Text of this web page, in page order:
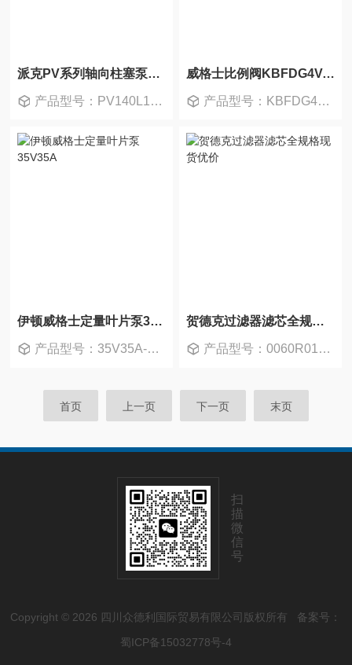
派克PV系列轴向柱塞泵质保售后优价供应
产品型号：PV140L1K1T1NFWS
威格士比例阀KBFDG4V-3系原厂优价
产品型号：KBFDG4V-3-2C20N-Z-M1-PH7
伊顿威格士定量叶片泵35V35A
产品型号：35V35A-1B22R
贺德克过滤器滤芯全规格现货优价
产品型号：0060R010ON
首页 上一页 下一页 末页
扫
描
微
信
号
Copyright © 2026 四川众德利国际贸易有限公司版权所有 备案号：
蜀ICP备15032778号-4